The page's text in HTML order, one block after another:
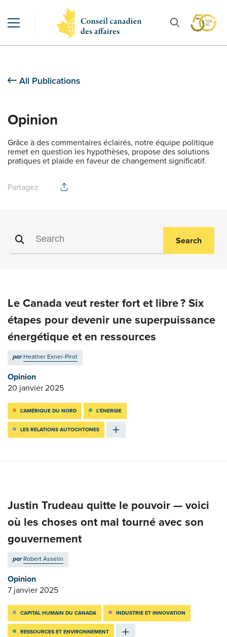
All Publications
Opinion
Grâce à des commentaires éclairés, notre équipe politique
remet en question les hypothèses, propose des solutions
pratiques et plaide en faveur de changement significatif.
Partagez
Search
Le Canada veut rester fort et libre ? Six
étapes pour devenir une superpuissance
énergétique et en ressources
parHeather Exner-Pirot
Opinion
20 janvier 2025
L’AMÉRIQUE DU NORD L’ÉNERGIE
LES RELATIONS AUTOCHTONES
Justin Trudeau quitte le pouvoir — voici
où les choses ont mal tourné avec son
gouvernement
parRobert Asselin
Opinion
7 janvier 2025
CAPITAL HUMAIN DU CANADA INDUSTRIE ET INNOVATION
RESSOURCES ET ENVIRONNEMENT